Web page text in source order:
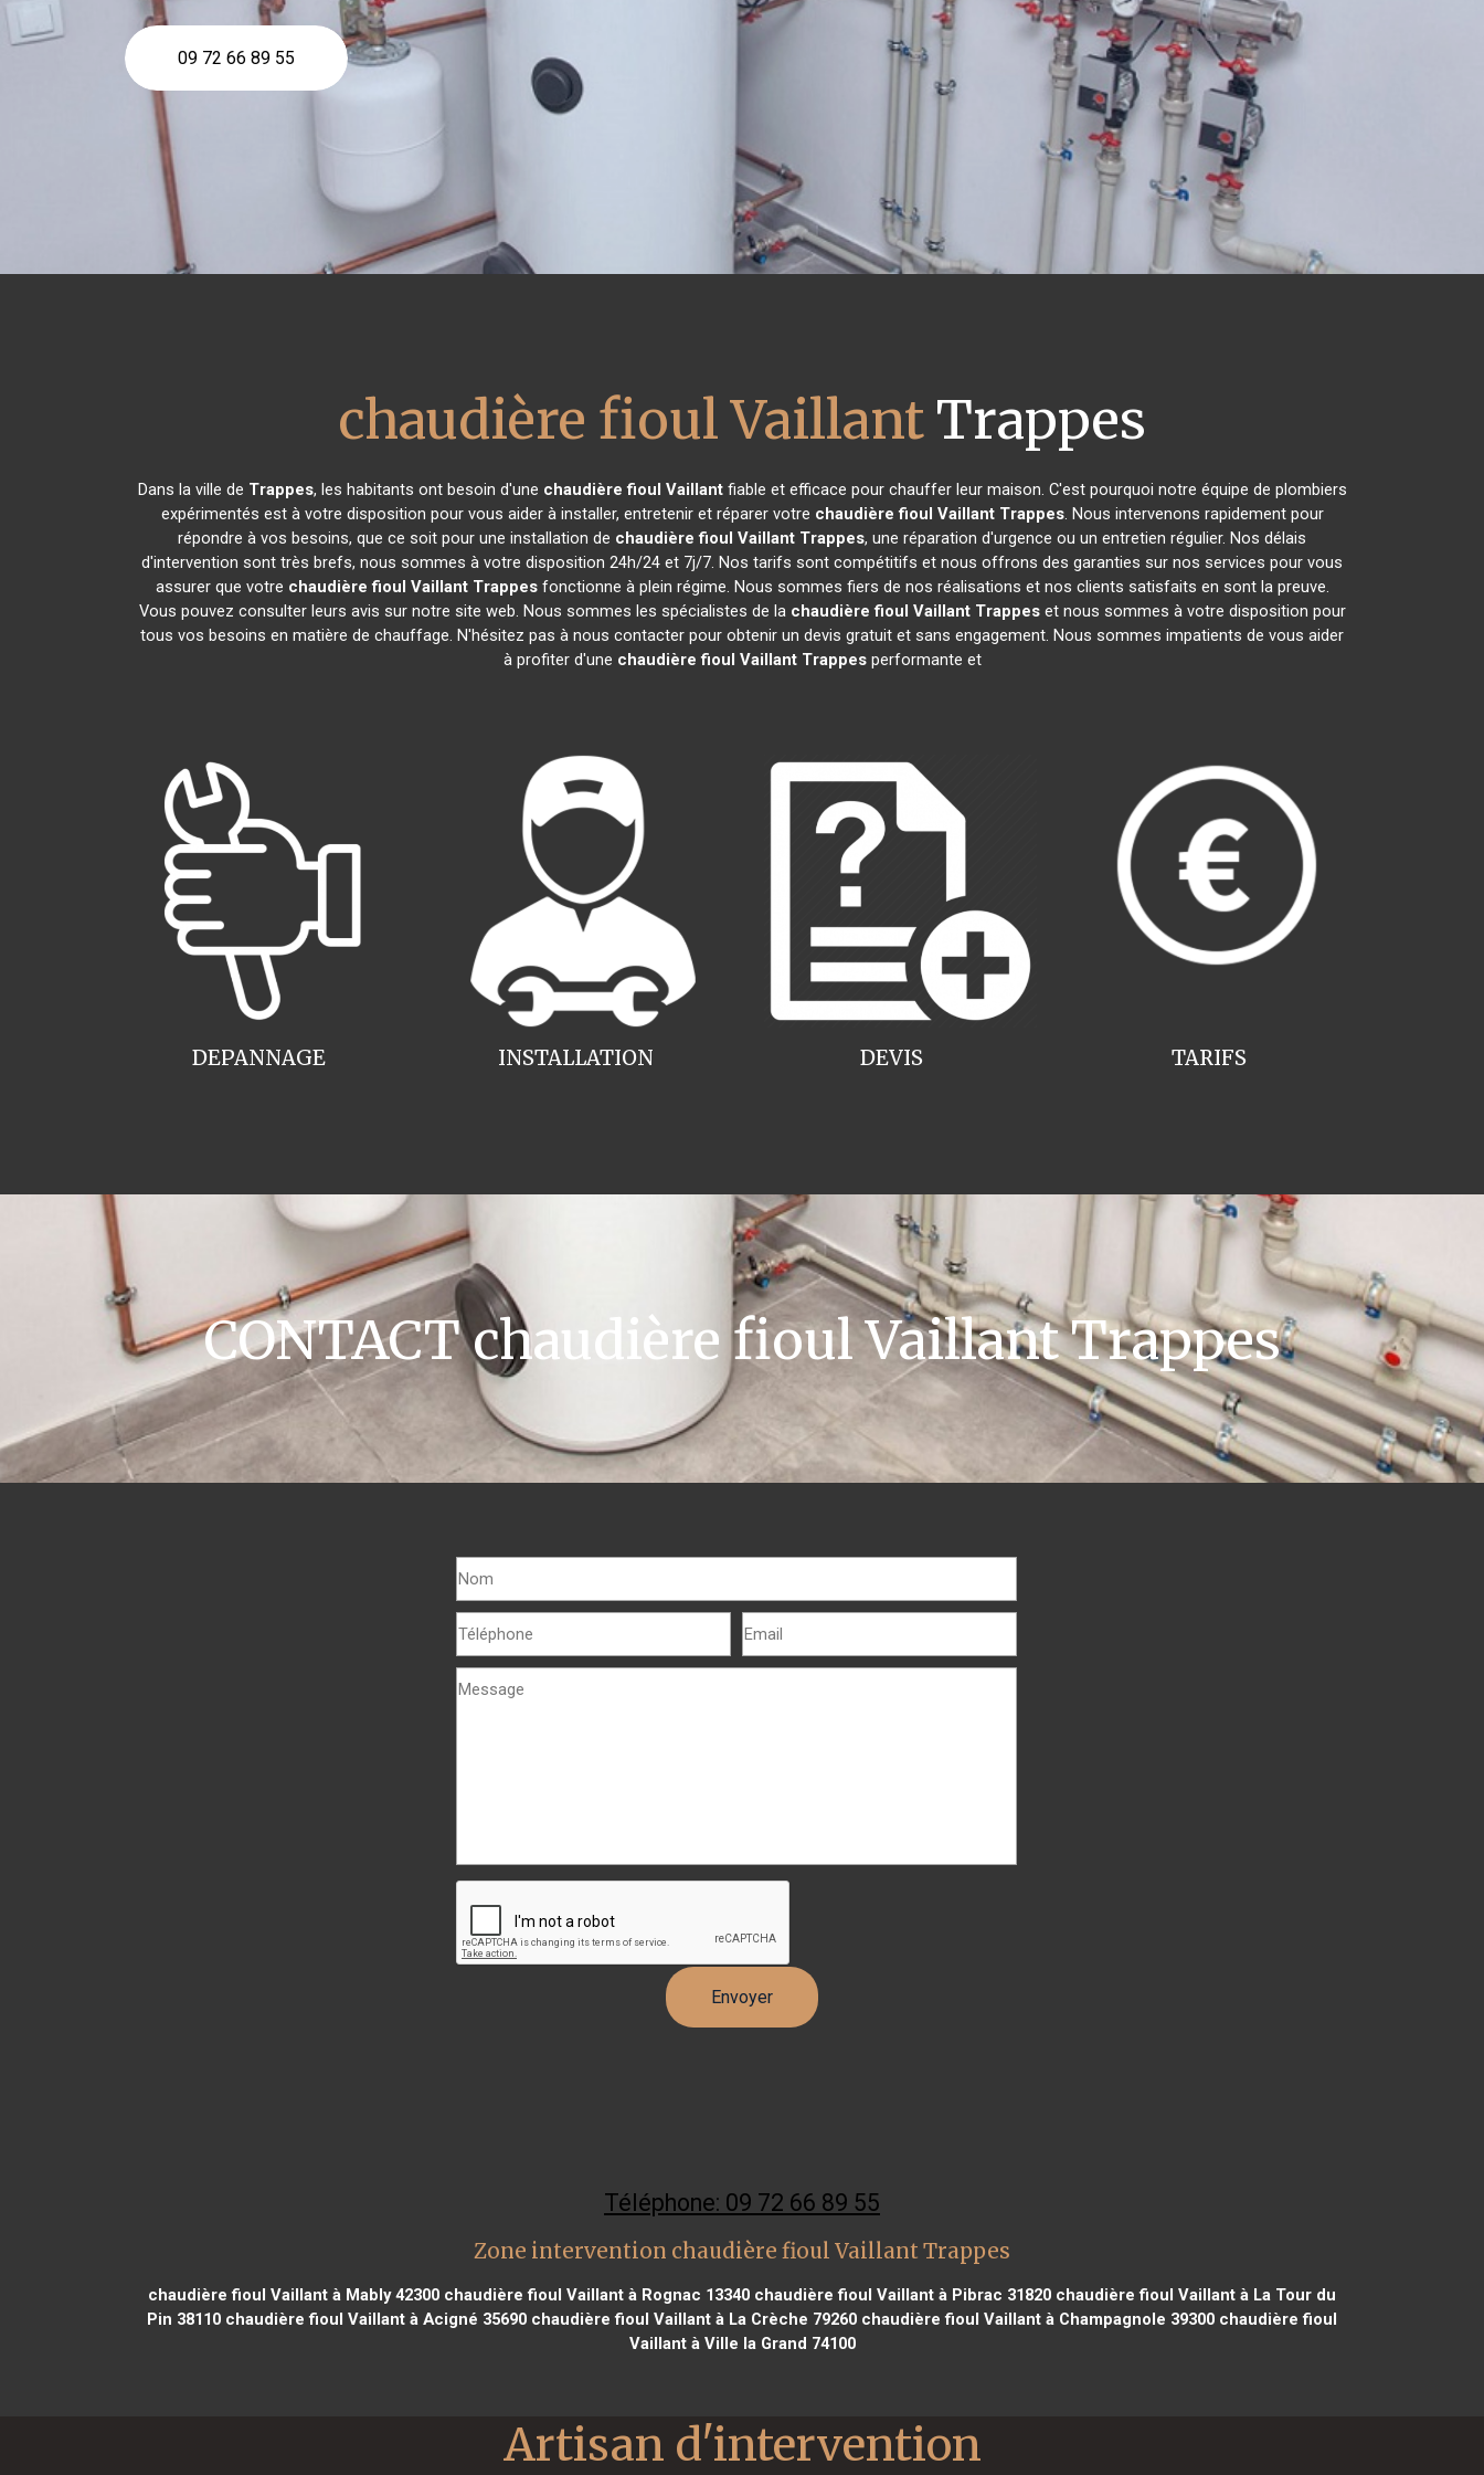
09 72 66 89 55
chaudière fioul Vaillant Trappes
Dans la ville de Trappes, les habitants ont besoin d'une chaudière fioul Vaillantfiable et efficace pour chauffer leur maison. C'est pourquoi notre équipe de plombiers
expérimentés est à votre disposition pour vous aider à installer, entretenir et réparer votre chaudière fioul Vaillant Trappes. Nous intervenons rapidement pour
répondre à vos besoins, que ce soit pour une installation de chaudière fioul Vaillant Trappes, une réparation d'urgence ou un entretien régulier. Nos délais
d'intervention sont très brefs, nous sommes à votre disposition 24h/24 et 7j/7. Nos tarifs sont compétitifs et nous offrons des garanties sur nos services pour vous
assurer que votre chaudière fioul Vaillant Trappesfonctionne à plein régime. Nous sommes fiers de nos réalisations et nos clients satisfaits en sont la preuve.
Vous pouvez consulter leurs avis sur notre site web. Nous sommes les spécialistes de la chaudière fioul Vaillant Trappeset nous sommes à votre disposition pour
tous vos besoins en matière de chauffage. N'hésitez pas à nous contacter pour obtenir un devis gratuit et sans engagement. Nous sommes impatients de vous aider
à profiter d'une chaudière fioul Vaillant Trappesperformante et
INSTALLATION
DEPANNAGE TARIFS
DEVIS
CONTACT chaudière fioul Vaillant Trappes
Téléphone: 09 72 66 89 55
Zone intervention chaudière fioul Vaillant Trappes
chaudière fioul Vaillant à Mably 42300 chaudière fioul Vaillant à Rognac 13340 chaudière fioul Vaillant à Pibrac 31820 chaudière fioul Vaillant à La Tour du
Pin 38110 chaudière fioul Vaillant à Acigné 35690 chaudière fioul Vaillant à La Crèche 79260 chaudière fioul Vaillant à Champagnole 39300 chaudière fioul
Vaillant à Ville la Grand 74100
Artisan d'intervention